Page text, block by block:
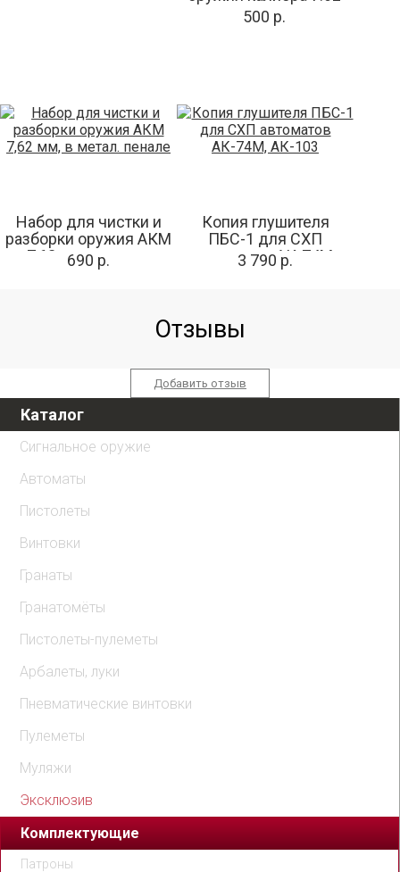
мм
500 р.
Набор для чистки и
разборки оружия АКМ
7,62 мм, в метал.
пенале
690 р.
Копия глушителя
ПБС-1 для СХП
автоматов АК-74М,
АК-103
3 790 р.
Отзывы
Добавить отзыв
Каталог
Сигнальное оружие
Автоматы
Пистолеты
Винтовки
Гранаты
Гранатомёты
Пистолеты-пулеметы
Арбалеты, луки
Пневматические винтовки
Пулеметы
Муляжи
Эксклюзив
Комплектующие
Патроны